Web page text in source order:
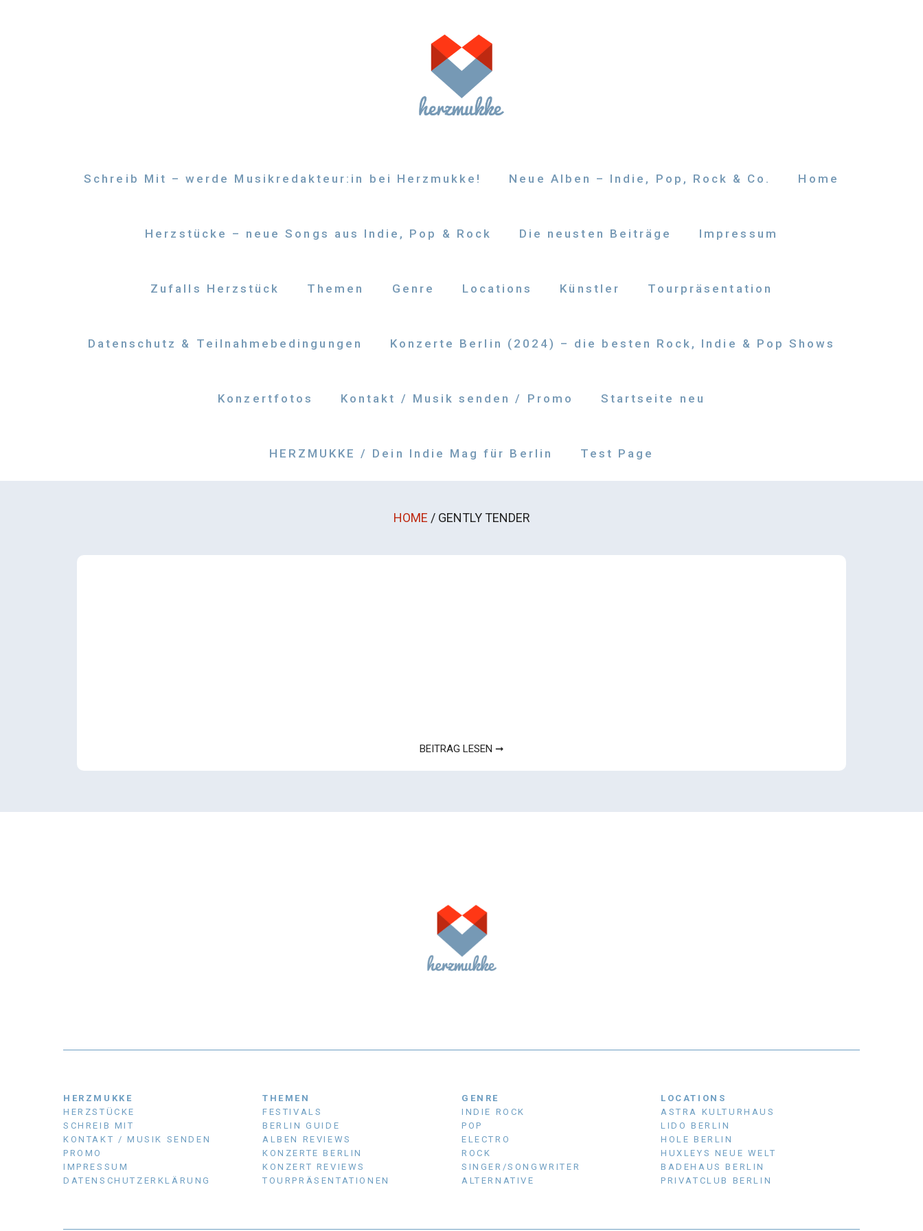
Schreib Mit – werde Musikredakteur:in bei Herzmukke! Neue Alben – Indie, Pop, Rock & Co. Home
Herzstücke – neue Songs aus Indie, Pop & Rock Die neusten Beiträge Impressum
Zufalls Herzstück Themen Genre Locations Künstler Tourpräsentation
Datenschutz & Teilnahmebedingungen Konzerte Berlin (2024) – die besten Rock, Indie & Pop Shows
Konzertfotos Kontakt / Musik senden / Promo Startseite neu
HERZMUKKE / Dein Indie Mag für Berlin Test Page
HOME /GENTLY TENDER
BEITRAG LESEN ➞
HERZMUKKE
HERZSTÜCKE
SCHREIB MIT
KONTAKT / MUSIK SENDEN
PROMO
IMPRESSUM
DATENSCHUTZERKLÄRUNG
THEMEN
FESTIVALS
BERLIN GUIDE
ALBEN REVIEWS
KONZERTE BERLIN
KONZERT REVIEWS
TOURPRÄSENTATIONEN
GENRE
INDIE ROCK
POP
ELECTRO
ROCK
SINGER/SONGWRITER
ALTERNATIVE
LOCATIONS
ASTRA KULTURHAUS
LIDO BERLIN
HOLE BERLIN
HUXLEYS NEUE WELT
BADEHAUS BERLIN
PRIVATCLUB BERLIN